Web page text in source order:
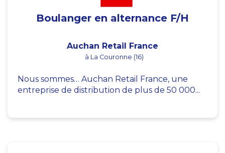
Boulanger en alternance F/H
Auchan Retail France
à La Couronne (16)
Nous sommes… Auchan Retail France, une
entreprise de distribution de plus de 50 000...